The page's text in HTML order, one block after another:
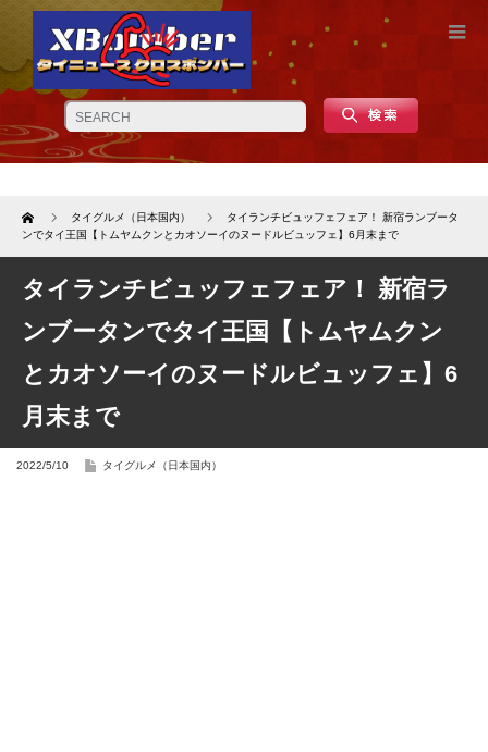
Home タイグルメ（日本国内）
タイランチビュッフェフェア！ 新宿ランブータ
ンでタイ王国【トムヤムクンとカオソーイのヌードルビュッフェ】6月末まで
タイランチビュッフェフェア！ 新宿ラ
ンブータンでタイ王国【トムヤムクン
とカオソーイのヌードルビュッフェ】6
月末まで
2022/5/10 タイグルメ（日本国内）